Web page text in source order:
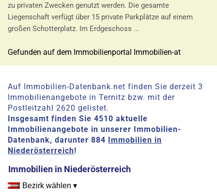
zu privaten Zwecken genutzt werden. Die gesamte
Liegenschaft verfügt über 15 private Parkplätze auf einem
großen Schotterplatz. Im Erdgeschoss ...
Gefunden auf dem Immobilienportal Immobilien-at
Auf Immobilien-Datenbank.net finden Sie derzeit 3
Immobilienangebote in Ternitz bzw. mit der
Postleitzahl 2620 gelistet.
Insgesamt finden Sie 4510 aktuelle
Immobilienangebote in unserer Immobilien-
Datenbank, darunter 884 Immobilien in
Niederösterreich!
Immobilien in Niederösterreich
Bezirk wählen ▾